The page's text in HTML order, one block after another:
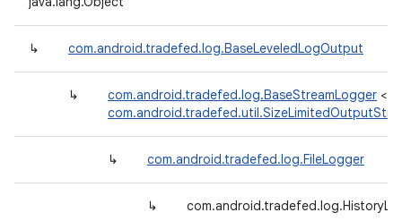
↳ com.android.tradefed.log.BaseLeveledLogOutput
↳ com.android.tradefed.log.BaseStreamLogger <
↳ com.android.tradefed.log.FileLogger
↳